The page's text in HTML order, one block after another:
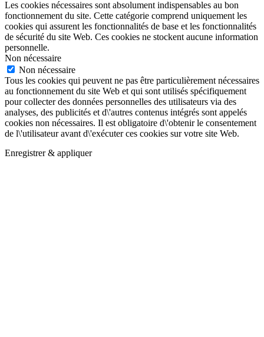
Les cookies nécessaires sont absolument indispensables au bon
fonctionnement du site. Cette catégorie comprend uniquement les
cookies qui assurent les fonctionnalités de base et les fonctionnalités
de sécurité du site Web. Ces cookies ne stockent aucune information
personnelle.
Non nécessaire
Non nécessaire
Tous les cookies qui peuvent ne pas être particulièrement nécessaires
au fonctionnement du site Web et qui sont utilisés spécifiquement
pour collecter des données personnelles des utilisateurs via des
analyses, des publicités et d\'autres contenus intégrés sont appelés
cookies non nécessaires. Il est obligatoire d\'obtenir le consentement
de l\'utilisateur avant d\'exécuter ces cookies sur votre site Web.
Enregistrer & appliquer